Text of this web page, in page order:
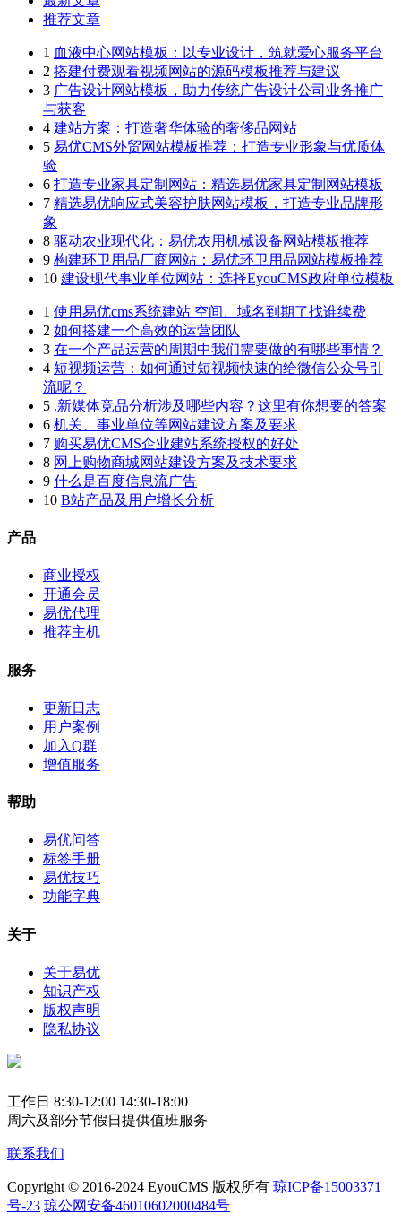
推荐文章
1 血液中心网站模板：以专业设计，筑就爱心服务平台
2 搭建付费观看视频网站的源码模板推荐与建议
3 广告设计网站模板，助力传统广告设计公司业务推广
与获客
4 建站方案：打造奢华体验的奢侈品网站
5 易优CMS外贸网站模板推荐：打造专业形象与优质体
验
6 打造专业家具定制网站：精选易优家具定制网站模板
7 精选易优响应式美容护肤网站模板，打造专业品牌形
象
8 驱动农业现代化：易优农用机械设备网站模板推荐
9 构建环卫用品厂商网站：易优环卫用品网站模板推荐
10 建设现代事业单位网站：选择EyouCMS政府单位模板
1 使用易优cms系统建站 空间、域名到期了找谁续费
2 如何搭建一个高效的运营团队
3 在一个产品运营的周期中我们需要做的有哪些事情？
4 短视频运营：如何通过短视频快速的给微信公众号引
流呢？
5 .新媒体竞品分析涉及哪些内容？这里有你想要的答案
6 机关、事业单位等网站建设方案及要求
7 购买易优CMS企业建站系统授权的好处
8 网上购物商城网站建设方案及技术要求
9 什么是百度信息流广告
10 B站产品及用户增长分析
产品
商业授权
开通会员
易优代理
推荐主机
服务
更新日志
用户案例
加入Q群
增值服务
帮助
易优问答
标签手册
易优技巧
功能字典
关于
关于易优
知识产权
版权声明
隐私协议
工作日 8:30-12:00 14:30-18:00
周六及部分节假日提供值班服务
联系我们
Copyright © 2016-2024 EyouCMS 版权所有 琼ICP备15003371
号-23 琼公网安备46010602000484号